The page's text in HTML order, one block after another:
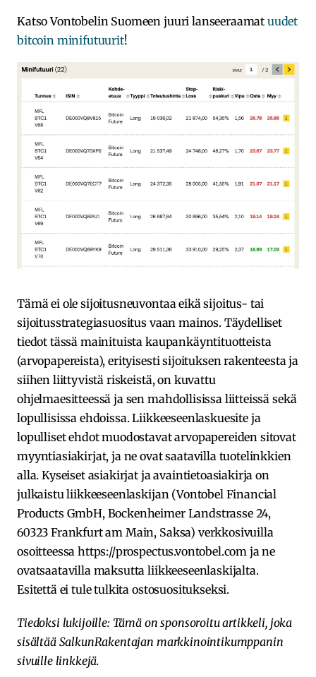
Katso Vontobelin Suomeen juuri lanseeraamat uudet
bitcoin minifutuurit!
Tämä ei ole sijoitusneuvontaa eikä sijoitus- tai
sijoitusstrategiasuositus vaan mainos. Täydelliset
tiedot tässä mainituista kaupankäyntituotteista
(arvopapereista), erityisesti sijoituksen rakenteesta ja
siihen liittyvistä riskeistä, on kuvattu
ohjelmaesitteessä ja sen mahdollisissa liitteissä sekä
lopullisissa ehdoissa. Liikkeeseenlaskuesite ja
lopulliset ehdot muodostavat arvopapereiden sitovat
myyntiasiakirjat, ja ne ovat saatavilla tuotelinkkien
alla. Kyseiset asiakirjat ja avaintietoasiakirja on
julkaistu liikkeeseenlaskijan (Vontobel Financial
Products GmbH, Bockenheimer Landstrasse 24,
60323 Frankfurt am Main, Saksa) verkkosivuilla
osoitteessa https://prospectus.vontobel.com ja ne
ovatsaatavilla maksutta liikkeeseenlaskijalta.
Esitettä ei tule tulkita ostosuositukseksi.
Tiedoksi lukijoille: Tämä on sponsoroitu artikkeli, joka
sisältää SalkunRakentajan markkinointikumppanin
sivuille linkkejä.